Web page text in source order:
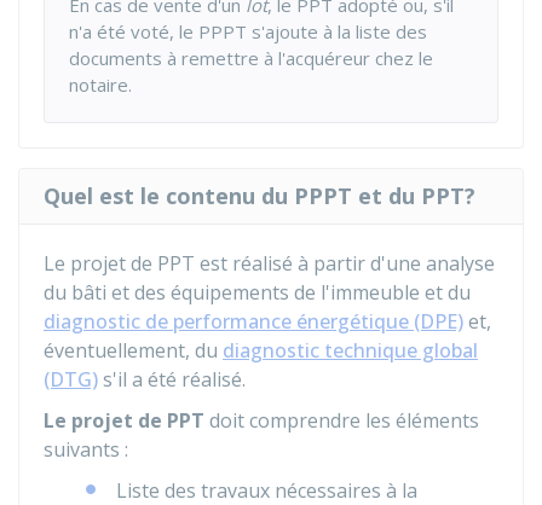
En cas de vente d'un lot, le PPT adopté ou, s'il
n'a été voté, le PPPT s'ajoute à la liste des
documents à remettre à l'acquéreur chez le
notaire.
Quel est le contenu du PPPT et du PPT?
Le projet de PPT est réalisé à partir d'une analyse
du bâti et des équipements de l'immeuble et du
diagnostic de performance énergétique (DPE)et,
éventuellement, du diagnostic technique global
(DTG)s'il a été réalisé.
Le projet de PPT doit comprendre les éléments
suivants :
Liste des travaux nécessaires à la